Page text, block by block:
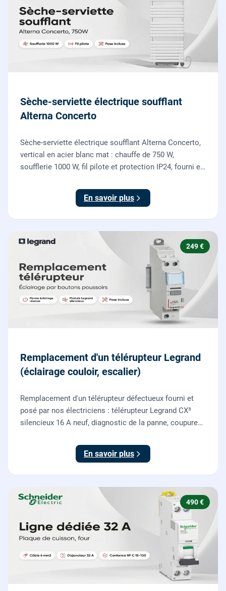
Sèche-serviette électrique soufflant
Alterna Concerto
Sèche-serviette électrique soufflant Alterna Concerto,
vertical en acier blanc mat : chauffe de 750 W,
soufflerie 1000 W, fil pilote et protection IP24, fourni et
En savoir plus
249 €
Remplacement d'un télérupteur Legrand
(éclairage couloir, escalier)
Remplacement d'un télérupteur défectueux fourni et
posé par nos électriciens : télérupteur Legrand CX³
silencieux 16 A neuf, diagnostic de la panne, coupure
boutons poussoirs.
En savoir plus
490 €